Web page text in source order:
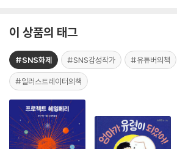
이 상품의 태그
#SNS화제 #SNS감성작가 #유튜버의책
#일러스트레이터의책